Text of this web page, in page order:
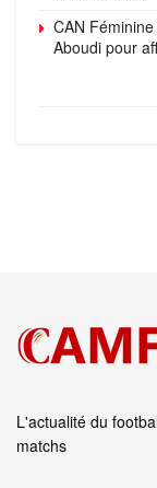
CAN
Aboudi pour
L'actualité du
matchs